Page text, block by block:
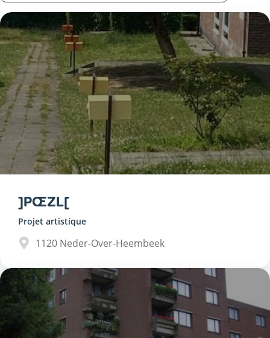
]PŒZL[
Projet artistique
1120 Neder-Over-Heembeek